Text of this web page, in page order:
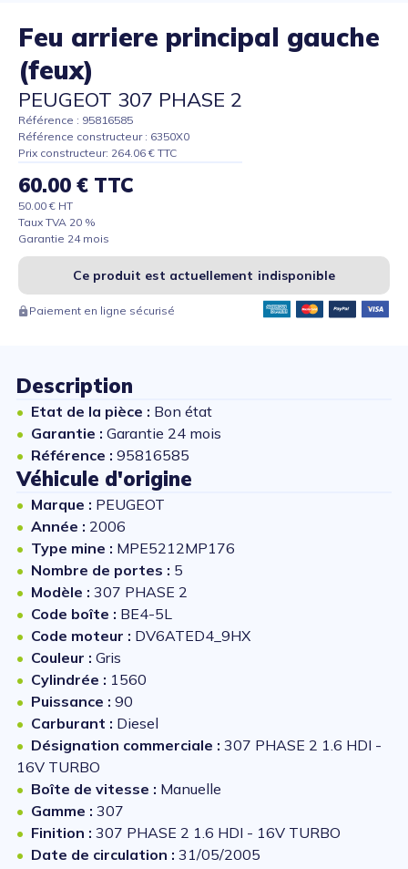
Feu arriere principal gauche
(feux)
PEUGEOT 307 PHASE 2
Référence : 95816585
Référence constructeur : 6350X0
Prix constructeur: 264.06 € TTC
60.00 € TTC
50.00 € HT
Taux TVA 20 %
Garantie 24 mois
Ce produit est actuellement indisponible
Paiement en ligne sécurisé
Description
Etat de la pièce : Bon état
Garantie : Garantie 24 mois
Référence : 95816585
Véhicule d'origine
Marque : PEUGEOT
Année : 2006
Type mine : MPE5212MP176
Nombre de portes : 5
Modèle : 307 PHASE 2
Code boîte : BE4-5L
Code moteur : DV6ATED4_9HX
Couleur : Gris
Cylindrée : 1560
Puissance : 90
Carburant : Diesel
Désignation commerciale : 307 PHASE 2 1.6 HDI -
16V TURBO
Boîte de vitesse : Manuelle
Gamme : 307
Finition : 307 PHASE 2 1.6 HDI - 16V TURBO
Date de circulation : 31/05/2005